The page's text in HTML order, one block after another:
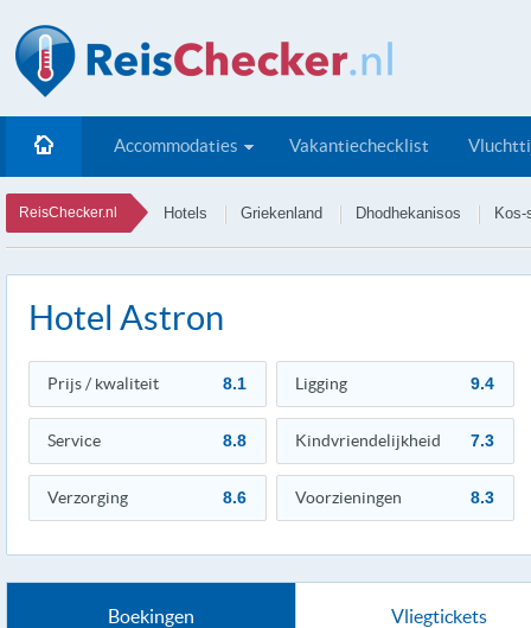
Accommodaties Vakantiechecklist
ReisChecker.nl Hotels Griekenland Dhodhekanisos Kos-
Hotel Astron
Prijs / kwaliteit 8.1 Ligging 9.4
Service 8.8 Kindvriendelijkheid 7.3
Verzorging 8.6 Voorzieningen 8.3
Boekingen Vliegtickets